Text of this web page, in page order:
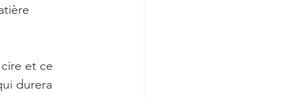
et ce
durera